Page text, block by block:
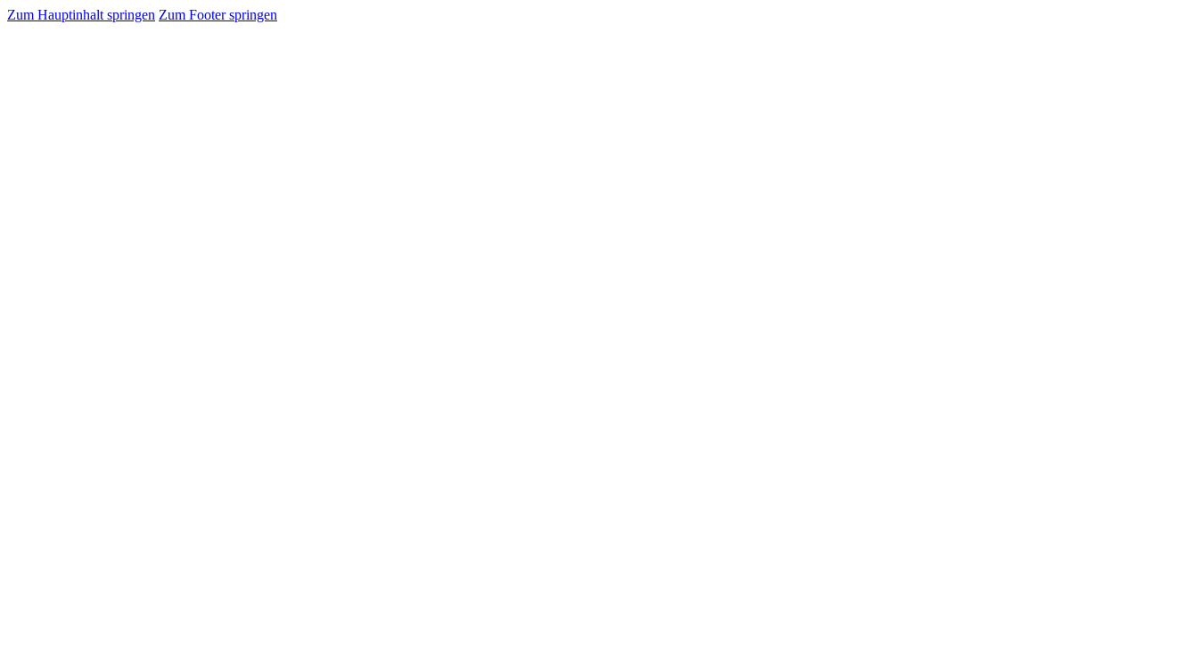
Zum Hauptinhalt springen Zum Footer springen